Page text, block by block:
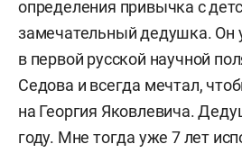
определения привычка с
замечательный дедушка. Он
в первой русской научной
Седова и всегда мечтал,
на Георгия Яковлевича.
году. Мне тогда уже 7 лет